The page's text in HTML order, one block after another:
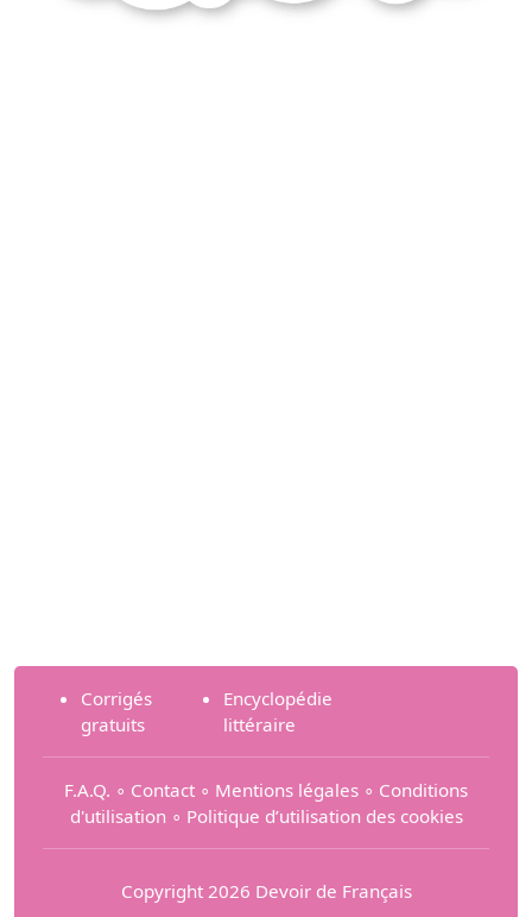
Corrigés
gratuits
Encyclopédie
littéraire
F.A.Q. ∘ Contact ∘ Mentions légales ∘ Conditions
d'utilisation ∘ Politique d’utilisation des cookies
Copyright 2026 Devoir de Français